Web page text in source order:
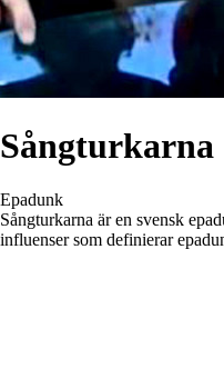
Sångturkarna
Epadunk
Sångturkarna är en svensk
influenser som definierar